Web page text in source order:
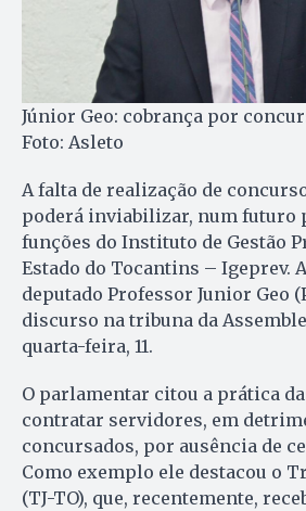
Júnior Geo: cobrança por
Foto: Asleto
A falta de realização de
poderá inviabilizar, num futuro
funções do Instituto de Gestão
Estado do Tocantins – Igeprev.
deputado Professor Junior Geo
discurso na tribuna da
quarta-feira, 11.
O parlamentar citou a prática
contratar servidores, em
concursados, por ausência de
Como exemplo ele destacou o
(TJ-TO), que, recentemente,